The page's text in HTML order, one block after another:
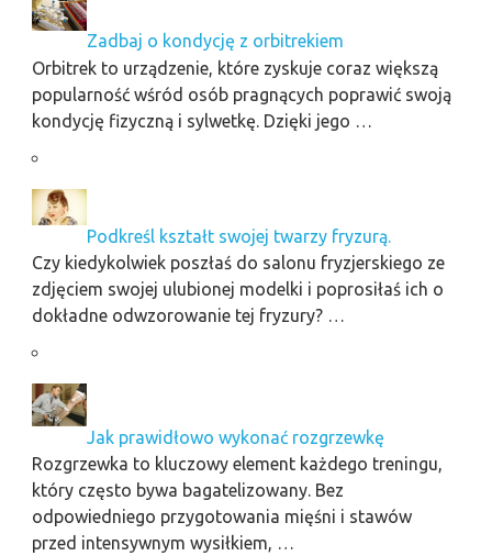
Zadbaj o kondycję z orbitrekiem
Orbitrek to urządzenie, które zyskuje coraz większą
popularność wśród osób pragnących poprawić swoją
kondycję fizyczną i sylwetkę. Dzięki jego …
Podkreśl kształt swojej twarzy fryzurą.
Czy kiedykolwiek poszłaś do salonu fryzjerskiego ze
zdjęciem swojej ulubionej modelki i poprosiłaś ich o
dokładne odwzorowanie tej fryzury? …
Jak prawidłowo wykonać rozgrzewkę
Rozgrzewka to kluczowy element każdego treningu,
który często bywa bagatelizowany. Bez
odpowiedniego przygotowania mięśni i stawów
przed intensywnym wysiłkiem, …